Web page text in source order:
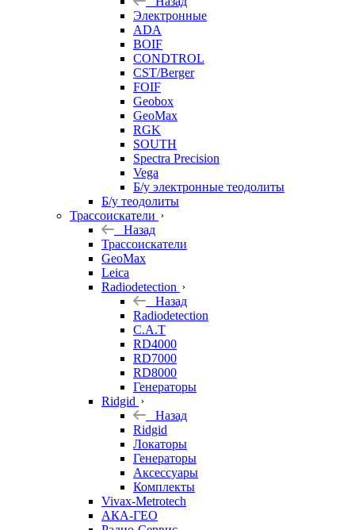
Электронные
ADA
BOIF
CONDTROL
CST/Berger
FOIF
Geobox
GeoMax
RGK
SOUTH
Spectra Precision
Vega
Б/у электронные теодолиты
Б/у теодолиты
Трассоискатели
Назад
Трассоискатели
GeoMax
Leica
Radiodetection
Назад
Radiodetection
C.A.T
RD4000
RD7000
RD8000
Генераторы
Ridgid
Назад
Ridgid
Локаторы
Генераторы
Аксессуары
Комплекты
Vivax-Metrotech
АКА-ГЕО